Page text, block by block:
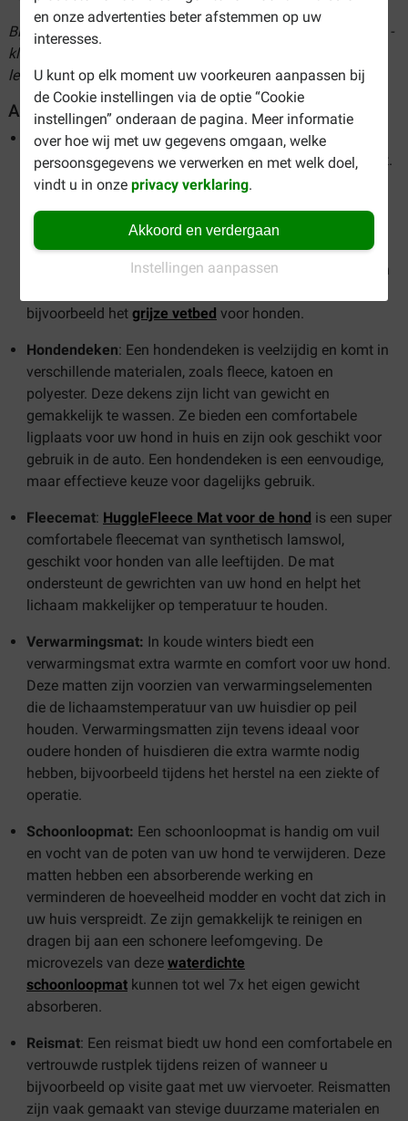
en onze advertenties beter afstemmen op uw
interesses.
U kunt op elk moment uw voorkeuren aanpassen bij
de Cookie instellingen via de optie “Cookie
instellingen” onderaan de pagina. Meer informatie
over hoe wij met uw gegevens omgaan, welke
persoonsgegevens we verwerken en met welk doel,
vindt u in onzeprivacy verklaring.
Akkoord en verdergaan
Instellingen aanpassen
Bij Brekz heeft u een uitgebreide keuze in hondendekens en -
kleden. Bekijk snel het volledige assortiment en bestel de
leukste hondenkleedjes eenvoudig en goedkoop online.
Assortiment hondendekens en kleden
Vetbed: Vetbedden zijn een favoriet onder
hondenbezitters vanwege hun duurzaamheid en comfort.
Ze zijn gemaakt van zachte materialen die warmte
winter. Bovendien zijn vetbedden gemakkelijk schoon te
maken, wat ze ook extra geschikt maakt voor honden
die zich graag vies maken. Vetbedden zijn verkrijgbaar in
bijvoorbeeld het grijze vetbed voor honden.
Hondendeken: Een hondendeken is veelzijdig en komt in
verschillende materialen, zoals fleece, katoen en
polyester. Deze dekens zijn licht van gewicht en
gemakkelijk te wassen. Ze bieden een comfortabele
ligplaats voor uw hond in huis en zijn ook geschikt voor
gebruik in de auto. Een hondendeken is een eenvoudige,
maar effectieve keuze voor dagelijks gebruik.
Fleecemat: HuggleFleece Mat voor de hond is een super
comfortabele fleecemat van synthetisch lamswol,
geschikt voor honden van alle leeftijden. De mat
ondersteunt de gewrichten van uw hond en helpt het
lichaam makkelijker op temperatuur te houden.
Verwarmingsmat: In koude winters biedt een
verwarmingsmat extra warmte en comfort voor uw hond.
Deze matten zijn voorzien van verwarmingselementen
die de lichaamstemperatuur van uw huisdier op peil
houden. Verwarmingsmatten zijn tevens ideaal voor
oudere honden of huisdieren die extra warmte nodig
hebben, bijvoorbeeld tijdens het herstel na een ziekte of
operatie.
Schoonloopmat: Een schoonloopmat is handig om vuil
en vocht van de poten van uw hond te verwijderen. Deze
matten hebben een absorberende werking en
verminderen de hoeveelheid modder en vocht dat zich in
uw huis verspreidt. Ze zijn gemakkelijk te reinigen en
dragen bij aan een schonere leefomgeving. De
microvezels van deze waterdichte
schoonloopmat kunnen tot wel 7x het eigen gewicht
absorberen.
Reismat: Een reismat biedt uw hond een comfortabele en
vertrouwde rustplek tijdens reizen of wanneer u
bijvoorbeeld op visite gaat met uw viervoeter. Reismatten
zijn vaak gemaakt van stevige duurzame materialen en